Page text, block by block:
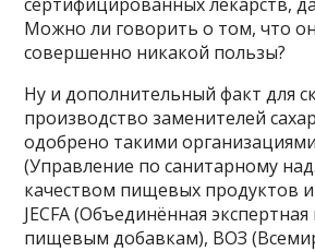
Можно ли говорить о том, что
совершенно никакой пользы?
Ну и дополнительный факт для
производство заменителей
одобрено такими
(Управление по санитарному
качеством пищевых продуктов
JECFA (Объединённая
пищевым добавкам), ВОЗ